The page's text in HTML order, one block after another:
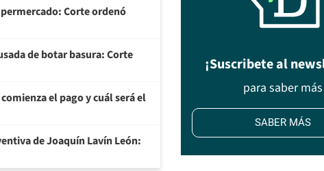
Corte ordenó
de botar basura: Corte
el pago y cuál será el
de Joaquín Lavín León:
¡Suscribete al
para saber más
SABER MÁS